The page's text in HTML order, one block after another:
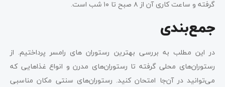
گرفته و ساعت کاری آن از ۸ صبح تا ۱۰ شب است.
جمع‌بندی
در این مطلب به بررسی بهترین رستوران های رامسر پرداختیم. از
رستوران‌های محلی گرفته تا رستوران‌های مدرن و انواع غذاهایی که
می‌توانید در آن‌جا امتحان کنید. رستوران‌های سنتی مکان مناسبی